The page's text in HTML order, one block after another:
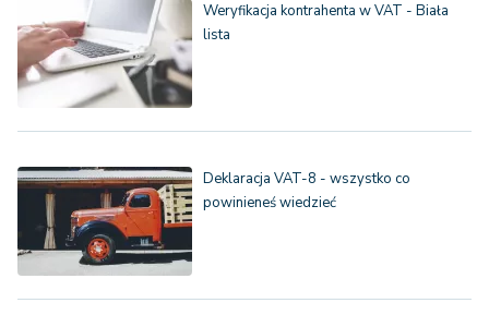
Weryfikacja kontrahenta w VAT - Biała
lista
Deklaracja VAT-8 - wszystko co
powinieneś wiedzieć